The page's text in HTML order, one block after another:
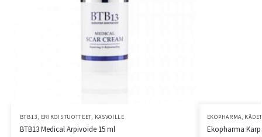
BTB13, ERIKOISTUOTTEET, KASVOILLE
BTB13 Medical Arpivoide 15 ml
EKOPHARMA,
Ekopharma